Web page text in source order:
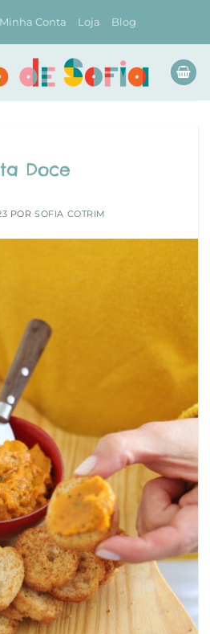
Minha Conta Loja Blog
Doce
PORSOFIA COTRIM